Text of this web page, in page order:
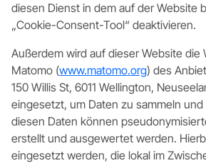
diesen Dienst in dem auf der Website
„Cookie-Consent-Tool“ deaktivieren.
Außerdem wird auf dieser Website die
Matomo (www.matomo.org) des
150 Willis St, 6011 Wellington,
eingesetzt, um Daten zu sammeln
diesen Daten können
erstellt und ausgewertet werden.
eingesetzt werden, die lokal im